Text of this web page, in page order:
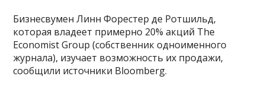
Бизнесвумен Линн Форестер де Ротшильд,
которая владеет примерно 20% акций The
Economist Group (собственник одноименного
журнала), изучает возможность их продажи,
сообщили источники Bloomberg.